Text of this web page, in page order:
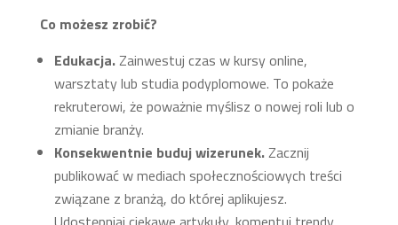
Co możesz zrobić?
Edukacja.Zainwestuj czas w kursy online,
warsztaty lub studia podyplomowe. To pokaże
rekruterowi, że poważnie myślisz o nowej roli lub o
zmianie branży.
Konsekwentnie buduj wizerunek.Zacznij
publikować w mediach społecznościowych treści
związane z branżą, do której aplikujesz.